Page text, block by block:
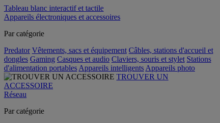
Tableau blanc interactif et tactile
Appareils électroniques et accessoires
Par catégorie
Predator Vêtements, sacs et équipement Câbles, stations d'accueil et
dongles Gaming Casques et audio Claviers, souris et stylet Stations
d'alimentation portables Appareils intelligents Appareils photo
TROUVER UN
ACCESSOIRE
Réseau
Par catégorie